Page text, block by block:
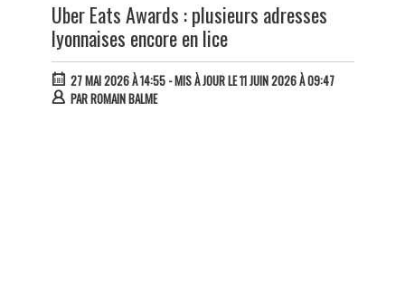
Uber Eats Awards : plusieurs adresses
lyonnaises encore en lice
27 MAI 2026 À 14:55- MIS À JOUR LE 11 JUIN 2026 À 09:47
PARROMAIN BALME